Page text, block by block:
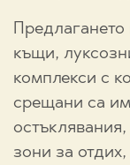
къщи,
комплекси с
срещани са
зони за